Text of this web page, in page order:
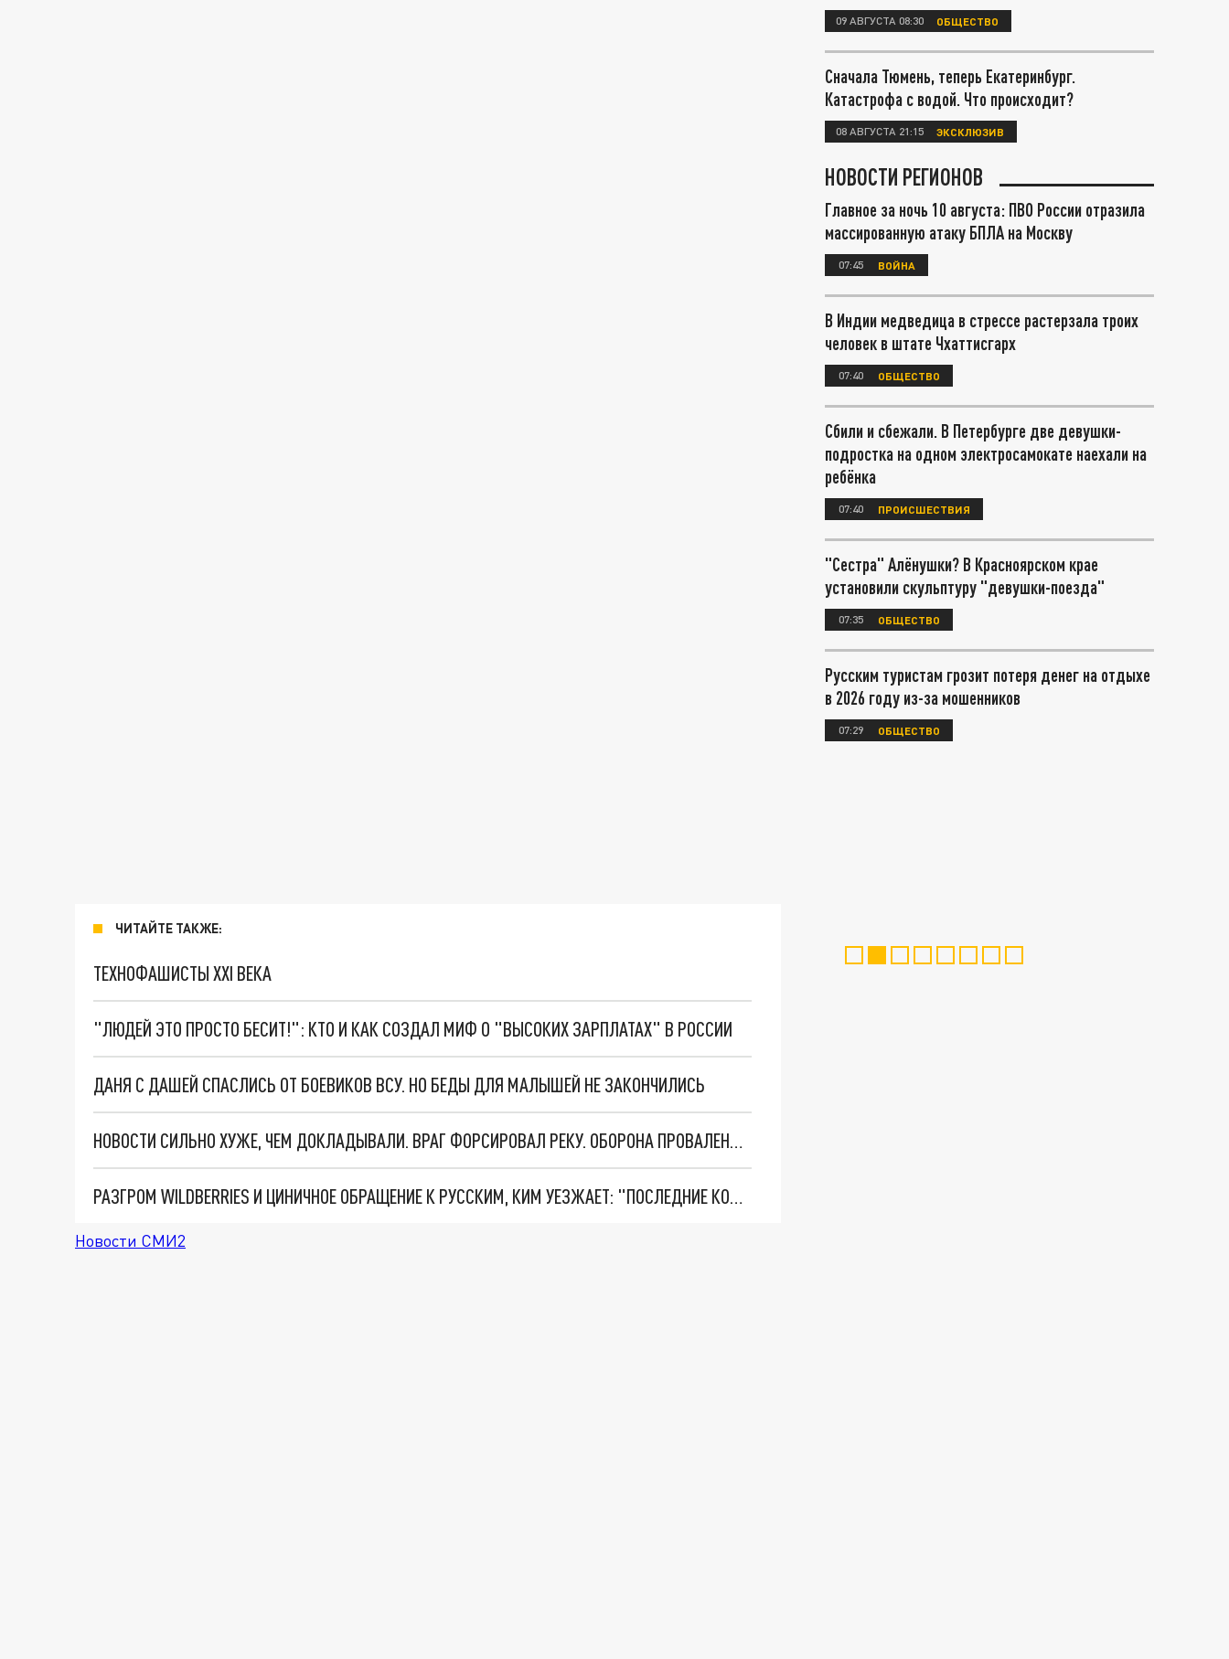
ЧИТАЙТЕ ТАКЖЕ:
ТЕХНОФАШИСТЫ XXI ВЕКА
"ЛЮДЕЙ ЭТО ПРОСТО БЕСИТ!": КТО И КАК СОЗДАЛ МИФ О "ВЫСОКИХ ЗАРПЛАТАХ" В РОССИИ
ДАНЯ С ДАШЕЙ СПАСЛИСЬ ОТ БОЕВИКОВ ВСУ. НО БЕДЫ ДЛЯ МАЛЫШЕЙ НЕ ЗАКОНЧИЛИСЬ
НОВОСТИ СИЛЬНО ХУЖЕ, ЧЕМ ДОКЛАДЫВАЛИ. ВРАГ ФОРСИРОВАЛ РЕКУ. ОБОРОНА ПРОВАЛЕНА. КТО ПО ГЛУПОСТИ СПАЛИЛ ПОЗИЦИИ ВС РОССИИ НА ВАЖНЕЙШЕМ ФРОНТЕ?
РАЗГРОМ WILDBERRIES И ЦИНИЧНОЕ ОБРАЩЕНИЕ К РУССКИМ, КИМ УЕЗЖАЕТ: "ПОСЛЕДНИЕ КОПЕЙКИ" ЗАБЕРУТ БРИТАНЦЫ?
Новости СМИ2
09 АВГУСТА 08:30 ОБЩЕСТВО
Сначала Тюмень, теперь Екатеринбург.
Катастрофа с водой. Что происходит?
08 АВГУСТА 21:15 ЭКСКЛЮЗИВ
НОВОСТИ РЕГИОНОВ
Главное за ночь 10 августа: ПВО России отразила
массированную атаку БПЛА на Москву
07:45 ВОЙНА
В Индии медведица в стрессе растерзала троих
человек в штате Чхаттисгарх
07:40 ОБЩЕСТВО
Сбили и сбежали. В Петербурге две девушки-
подростка на одном электросамокате наехали на
ребёнка
07:40 ПРОИСШЕСТВИЯ
"Сестра" Алёнушки? В Красноярском крае
установили скульптуру "девушки-поезда"
07:35 ОБЩЕСТВО
Русским туристам грозит потеря денег на отдыхе
в 2026 году из-за мошенников
07:29 ОБЩЕСТВО